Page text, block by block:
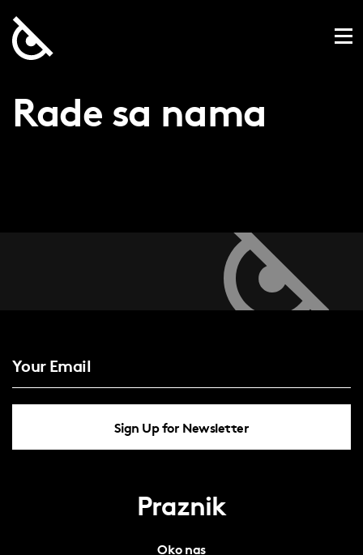
Rade sa nama
Sign Up for Newsletter
Praznik
Oko nas